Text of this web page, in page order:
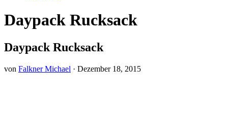
Daypack Rucksack
Daypack Rucksack
von Falkner Michael · Dezember 18, 2015